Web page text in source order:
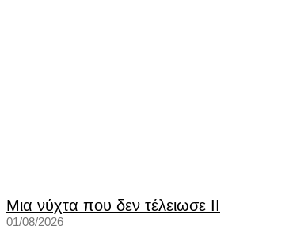
Μια νύχτα που δεν τέλειωσε ΙΙ
01/08/2026